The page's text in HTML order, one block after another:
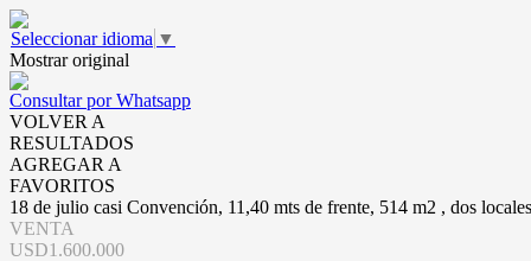
Seleccionar idioma ▼
Mostrar original
Consultar por Whatsapp
VOLVER A
RESULTADOS
AGREGAR A
FAVORITOS
18 de julio casi Convención, 11,40 mts de frente, 514 m2 , dos
VENTA
USD1.600.000